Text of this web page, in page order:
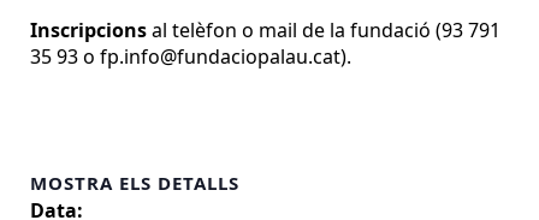
Inscripcionsal telèfon o mail de la fundació (93 791
35 93 o fp.info@fundaciopalau.cat).
MOSTRA ELS DETALLS
Data: